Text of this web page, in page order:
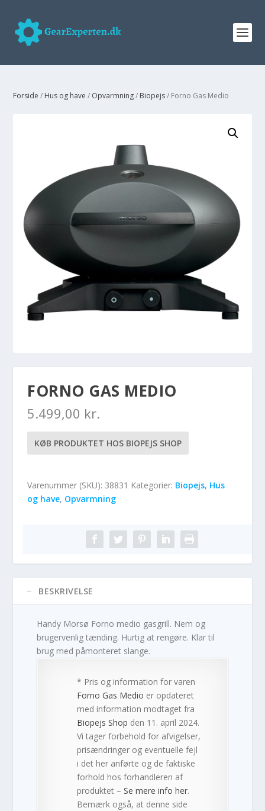
Forside / Hus og have / Opvarmning/ Biopejs/ Forno Gas Medio
FORNO GAS MEDIO
5.499,00 kr.
KØB PRODUKTET HOS BIOPEJS SHOP
Varenummer (SKU): 38831 Kategorier: Biopejs, Hus
og have, Opvarmning
BESKRIVELSE
Handy Morsø Forno medio gasgrill. Nem og
brugervenlig tænding. Hurtig at rengøre. Klar til
brug med påmonteret slange.
* Pris og information for varen
Forno Gas Medio er opdateret
med information modtaget fra
Biopejs Shop den 11. april 2024.
Vi tager forbehold for afvigelser,
prisændringer og eventuelle fejl
i det her anførte og de faktiske
forhold hos forhandleren af
produktet –Se mere info her.
Bemærk også, at denne side